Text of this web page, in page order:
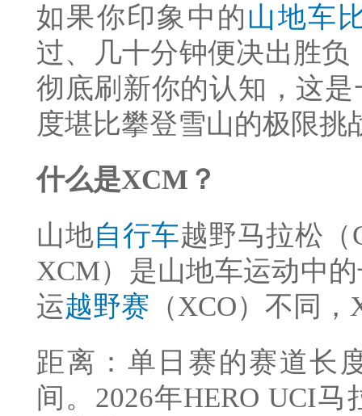
如果你印象中的山地车
过、几十分钟便决出胜
彻底刷新你的认知，这
度堪比攀登雪山的极限挑
什么是XCM？
山地自行车越野马拉松（
XCM）是山地车运动中
运越野赛 （XCO）不同
距离：单日赛的赛道长
间。2026年HERO UCI